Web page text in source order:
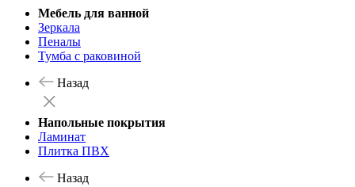
Мебель для ванной
Зеркала
Пеналы
Тумба с раковиной
Назад
Напольные покрытия
Ламинат
Плитка ПВХ
Назад